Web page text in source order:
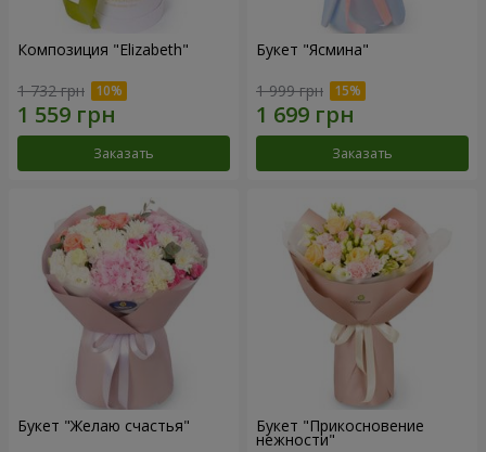
Композиция "Elizabeth"
1 732 грн
Заказать
Букет "Ясмина"
1 999 грн
Заказать
Букет "Желаю счастья" Букет "Прикосновение
нежности"